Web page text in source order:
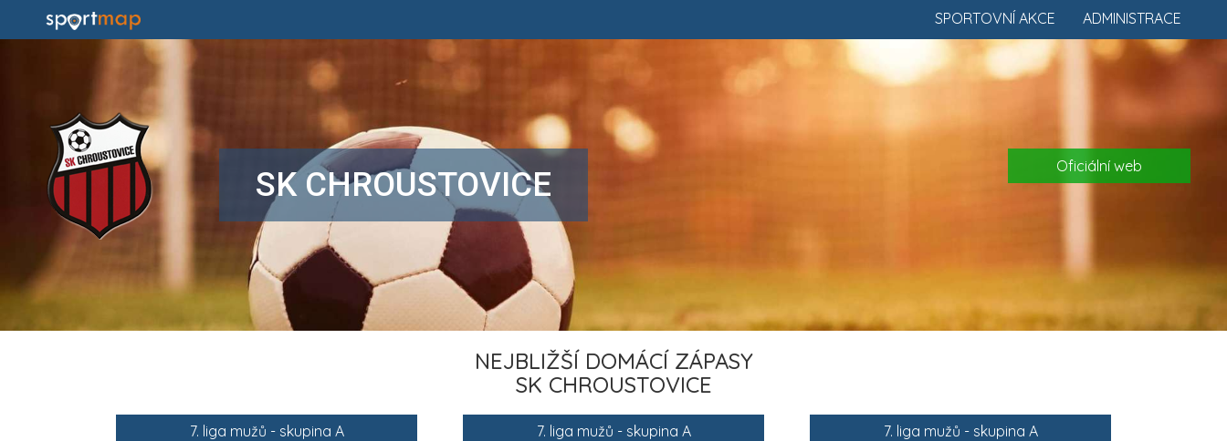
ADMINISTRACE
SPORTOVNÍ AKCE
SK CHROUSTOVICE Oficiální web
NEJBLIŽŠÍ DOMÁCÍ ZÁPASY
SK CHROUSTOVICE
7. liga mužů - skupina A 7. liga mužů - skupina A 7. liga mužů - skupina A